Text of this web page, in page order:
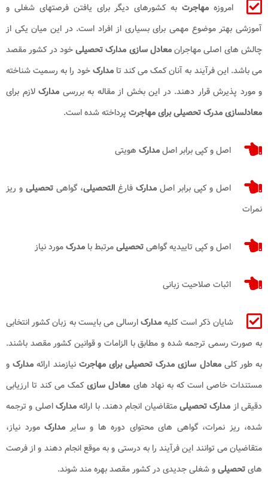
امروزه مهاجرت به کشورهای دیگر برای یافتن فرصتهای شغلی و
آموزشی بهتر موضوع مهمی برای بسیاری از افراد است. در این میان یکی از
چالش های اصلی مهاجرانمعادل سازی مدارک تحصیلیخود در کشور مقصد
می باشد. این فرآیند به آنان کمک می کند تامدارکخود را به رسمیت شناخته
و مورد پذیرش قرار دهند. در این بخش از مقاله به بررسی مدارکلازم برای
معادلسازی مدرک تحصیلی برای مهاجرت پرداخته شده است.
اصل و کپی برابر اصلمدارک هویتی
اصل و کپی برابر اصل مدارک فارغ التحصیلی، گواهی تحصیلی و ریز
نمرات
اصل و کپی تاییدیه گواهیتحصیلیمرتبط با مدرکمورد نیاز
اثبات صلاحیت زبانی
شایان ذکر است کلیهمدارکارسالی می بایست به زبان کشور انتخابی
به صورت رسمی ترجمه شده و مطابق با الزامات و قوانین کشور مقصد باشند.
به طور کلی معادل ‌سازی مدرک تحصیلی برای مهاجرت نیازمند ارائه مدارک و
مستندات خاصی است که به نهاد های معادل ‌سازیکمک می ‌کند تا ارزیابی
دقیقی از مدارک تحصیلیمتقاضیان انجام دهند. با ارائهمدارکاصلی و ترجمه
‌شده، ریز نمرات، گواهی‌ های محتوای دوره ‌ها و سایر مدارکمورد نیاز،
متقاضیان می ‌توانند این فرآیند را به درستی و به موقع انجام دهند و از فرصت
‌هایتحصیلیو شغلی جدیدی در کشور مقصد بهره ‌مند شوند.